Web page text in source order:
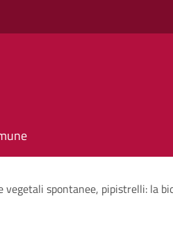
vegetali spontanee, pipistrelli: la